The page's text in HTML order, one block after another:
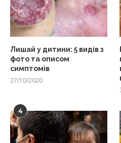
Лишай у дитини: 5 видів з
фото та описом
симптомів
27/10/2020
4